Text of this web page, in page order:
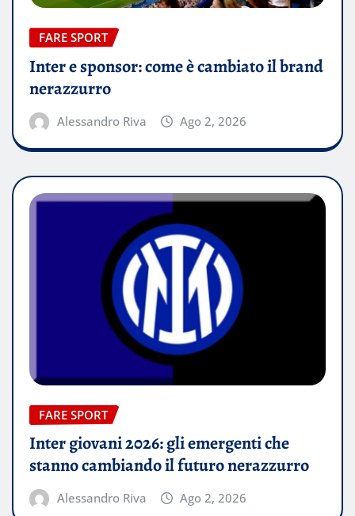
FARE SPORT
Inter e sponsor: come è cambiato il brand
nerazzurro
Alessandro Riva Ago 2, 2026
FARE SPORT
Inter giovani 2026: gli emergenti che
stanno cambiando il futuro nerazzurro
Alessandro Riva Ago 2, 2026